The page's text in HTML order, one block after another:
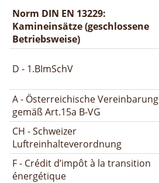
Norm DIN EN 13229:
Kamineinsätze (geschlossene
Betriebsweise)
D - 1.BImSchV
A - Österreichische Vereinbarung
gemäß Art.15a B-VG
CH - Schweizer
Luftreinhalteverordnung
F - Crédit d’impôt à la transition
énergétique